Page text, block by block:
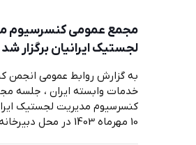
مجمع عمومی کنسرسیوم
لجستیک ایرانیان برگزار شد
به گزارش روابط عمومی انجمن
خدمات وابسته ایران ، جلسه
کنسرسیوم مدیریت لجستیک
10 مهرماه 1403 در محل دبیرخانه